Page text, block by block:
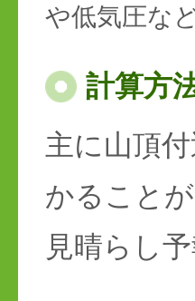
や低気圧な
計算方
主に山頂
かること
見晴らし